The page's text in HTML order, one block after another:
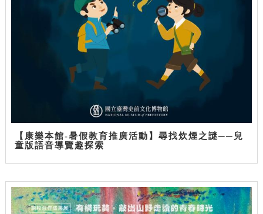
【康樂本館-暑假教育推廣活動】尋找炊煙之謎──兒
童版語音導覽趣探索